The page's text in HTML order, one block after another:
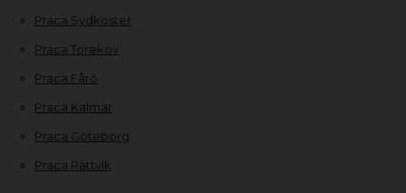
Praca Sydkoster
Praca Torekov
Praca Fårö
Praca Kalmar
Praca Göteborg
Praca Rättvik